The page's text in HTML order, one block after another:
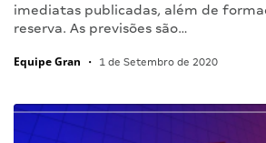
imediatas publicadas, além de
reserva. As previsões são…
Equipe Gran • 1 de Setembro de 2020